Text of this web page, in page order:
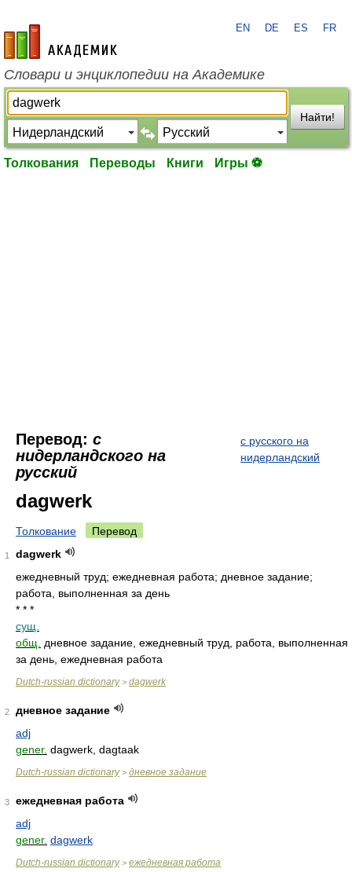
academic.ru
EN DE ES FR
Словари и энциклопедии на Академике
Найти!
Толкования Переводы Книги Игры ⚽
Перевод: с
нидерландского на
русский
с русского на
нидерландский
dagwerk
Толкование Перевод
1
dagwerk
ежедневный труд; ежедневная работа; дневное задание;
работа, выполненная за день
* * *
сущ.
общ.
дневное задание, ежедневный труд, работа, выполненная
за день, ежедневная работа
Dutch-russian dictionary> dagwerk
2
дневное задание
adj
gener. dagwerk, dagtaak
Dutch-russian dictionary> дневное задание
3
ежедневная работа
adj
gener. dagwerk
Dutch-russian dictionary> ежедневная работа